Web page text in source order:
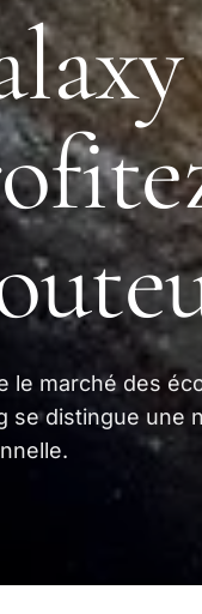
le marché des
se distingue une